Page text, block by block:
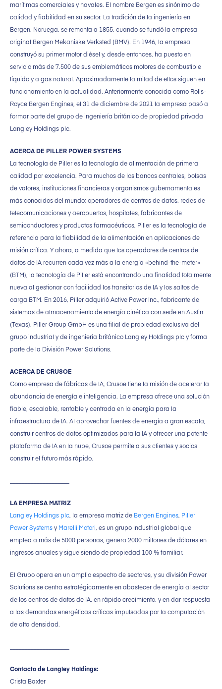
marítimas comerciales y navales. El nombre Bergen es sinónimo de
calidad y fiabilidad en su sector. La tradición de la ingeniería en
Bergen, Noruega, se remonta a 1855, cuando se fundó la empresa
original Bergen Mekaniske Verksted (BMV). En 1946, la empresa
construyó su primer motor diésel y, desde entonces, ha puesto en
servicio más de 7.500 de sus emblemáticos motores de combustible
líquido y a gas natural. Aproximadamente la mitad de ellos siguen en
funcionamiento en la actualidad. Anteriormente conocida como Rolls-
Royce Bergen Engines, el 31 de diciembre de 2021 la empresa pasó a
formar parte del grupo de ingeniería británico de propiedad privada
Langley Holdings plc.
ACERCA DE PILLER POWER SYSTEMS
La tecnología de Piller es la tecnología de alimentación de primera
calidad por excelencia. Para muchos de los bancos centrales, bolsas
de valores, instituciones financieras y organismos gubernamentales
más conocidos del mundo; operadores de centros de datos, redes de
telecomunicaciones y aeropuertos, hospitales, fabricantes de
semiconductores y productos farmacéuticos, Piller es la tecnología de
referencia para la fiabilidad de la alimentación en aplicaciones de
misión crítica. Y ahora, a medida que los operadores de centros de
datos de IA recurren cada vez más a la energía «behind-the-meter»
(BTM), la tecnología de Piller está encontrando una finalidad totalmente
nueva al gestionar con facilidad los transitorios de IA y los saltos de
carga BTM. En 2016, Piller adquirió Active Power Inc., fabricante de
sistemas de almacenamiento de energía cinética con sede en Austin
(Texas). Piller Group GmbH es una filial de propiedad exclusiva del
grupo industrial y de ingeniería británico Langley Holdings plc y forma
parte de la División Power Solutions.
ACERCA DE CRUSOE
Como empresa de fábricas de IA, Crusoe tiene la misión de acelerar la
abundancia de energía e inteligencia. La empresa ofrece una solución
fiable, escalable, rentable y centrada en la energía para la
infraestructura de IA. Al aprovechar fuentes de energía a gran escala,
construir centros de datos optimizados para la IA y ofrecer una potente
plataforma de IA en la nube, Crusoe permite a sus clientes y socios
construir el futuro más rápido.
LA EMPRESA MATRIZ
Langley Holdings plc, la empresa matriz de Bergen Engines, Piller
Power Systemsy Marelli Motori, es un grupo industrial global que
emplea a más de 5000 personas, genera 2000 millones de dólares en
ingresos anuales y sigue siendo de propiedad 100 % familiar.
El Grupo opera en un amplio espectro de sectores, y su división Power
Solutions se centra estratégicamente en abastecer de energía al sector
de los centros de datos de IA, en rápido crecimiento, y en dar respuesta
a las demandas energéticas críticas impulsadas por la computación
de alta densidad.
Contacto de Langley Holdings:
Crista Baxter